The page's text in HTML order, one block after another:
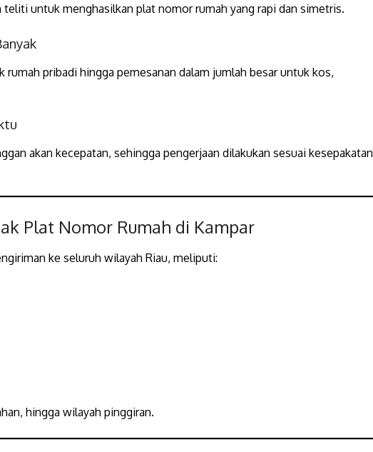
teliti untuk menghasilkan plat nomor rumah yang rapi dan simetris.
rumah pribadi hingga pemesanan dalam jumlah besar untuk kos,
akan kecepatan, sehingga pengerjaan dilakukan sesuai kesepakatan
Plat Nomor Rumah di Kampar
ke seluruh wilayah Riau, meliputi:
hingga wilayah pinggiran.